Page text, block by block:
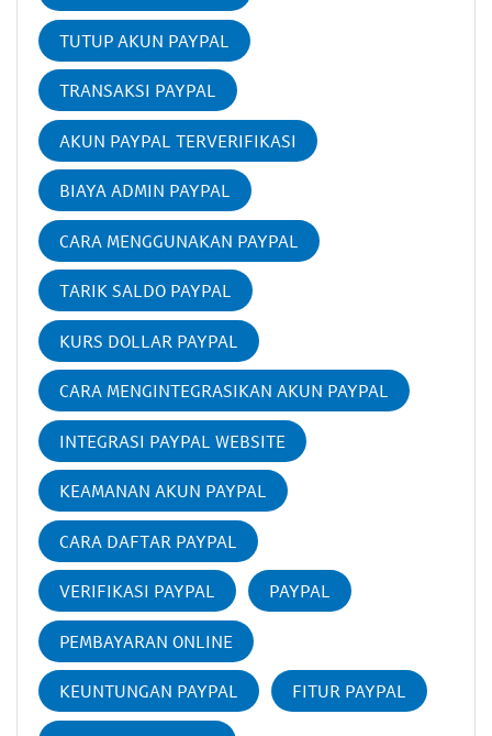
TUTUP AKUN PAYPAL
TRANSAKSI PAYPAL
AKUN PAYPAL TERVERIFIKASI
BIAYA ADMIN PAYPAL
CARA MENGGUNAKAN PAYPAL
TARIK SALDO PAYPAL
KURS DOLLAR PAYPAL
CARA MENGINTEGRASIKAN AKUN PAYPAL
INTEGRASI PAYPAL WEBSITE
KEAMANAN AKUN PAYPAL
CARA DAFTAR PAYPAL
VERIFIKASI PAYPAL PAYPAL
PEMBAYARAN ONLINE
KEUNTUNGAN PAYPAL FITUR PAYPAL